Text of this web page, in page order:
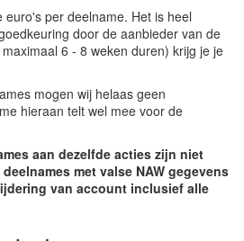
euro's per deelname. Het is heel
door de aanbieder van de
6 - 8 weken duren) krijg je je
mogen wij helaas geen
hieraan telt wel mee voor de
aan dezelfde acties zijn niet
met valse NAW gegevens
van account inclusief alle